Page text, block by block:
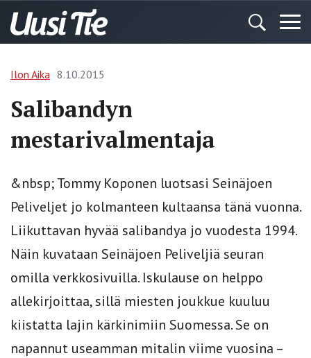
Ilon Aika 8.10.2015
Salibandyn
mestarivalmentaja
&nbsp; Tommy Koponen luotsasi Seinäjoen
Peliveljet jo kolmanteen kultaansa tänä vuonna.
Liikuttavan hyvää salibandya jo vuodesta 1994.
Näin kuvataan Seinäjoen Peliveljiä seuran
omilla verkkosivuilla. Iskulause on helppo
allekirjoittaa, sillä miesten joukkue kuuluu
kiistatta lajin kärkinimiin Suomessa. Se on
napannut useamman mitalin viime vuosina –